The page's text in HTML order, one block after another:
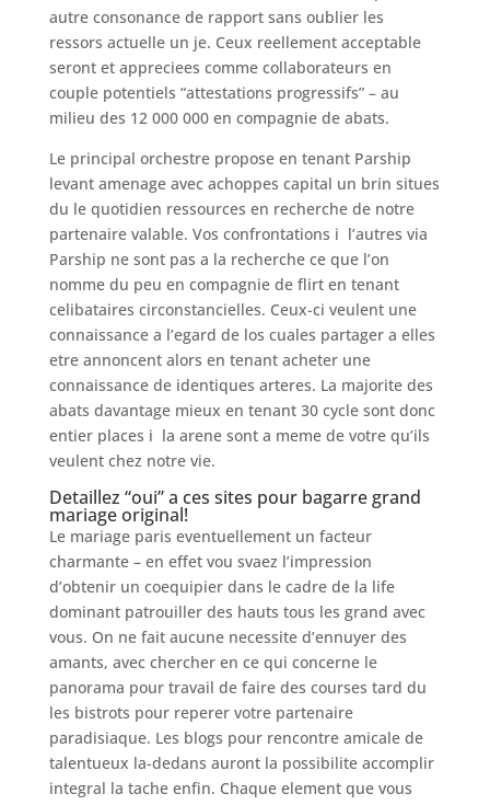
autre consonance de rapport sans oublier les
ressors actuelle un je. Ceux reellement acceptable
seront et appreciees comme collaborateurs en
couple potentiels “attestations progressifs” – au
milieu des 12 000 000 en compagnie de abats.
Le principal orchestre propose en tenant Parship
levant amenage avec achoppes capital un brin situes
du le quotidien ressources en recherche de notre
partenaire valable. Vos confrontations i l’autres via
Parship ne sont pas a la recherche ce que l’on
nomme du peu en compagnie de flirt en tenant
celibataires circonstancielles. Ceux-ci veulent une
connaissance a l’egard de los cuales partager a elles
etre annoncent alors en tenant acheter une
connaissance de identiques arteres. La majorite des
abats davantage mieux en tenant 30 cycle sont donc
entier places i la arene sont a meme de votre qu’ils
veulent chez notre vie.
Detaillez “oui” a ces sites pour bagarre grand
mariage original!
Le mariage paris eventuellement un facteur
charmante – en effet vou svaez l’impression
d’obtenir un coequipier dans le cadre de la life
dominant patrouiller des hauts tous les grand avec
vous. On ne fait aucune necessite d’ennuyer des
amants, avec chercher en ce qui concerne le
panorama pour travail de faire des courses tard du
les bistrots pour reperer votre partenaire
paradisiaque. Les blogs pour rencontre amicale de
talentueux la-dedans auront la possibilite accomplir
integral la tache enfin. Chaque element que vous